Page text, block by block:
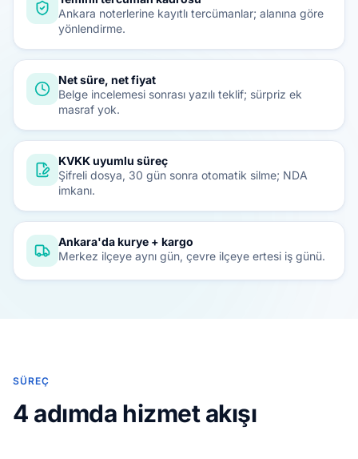
Ankara noterlerine kayıtlı tercümanlar; alanına göre
yönlendirme.
Net süre, net fiyat
Belge incelemesi sonrası yazılı teklif; sürpriz ek
masraf yok.
KVKK uyumlu süreç
Şifreli dosya, 30 gün sonra otomatik silme; NDA
imkanı.
Ankara'da kurye + kargo
Merkez ilçeye aynı gün, çevre ilçeye ertesi iş günü.
SÜREÇ
4 adımda hizmet akışı